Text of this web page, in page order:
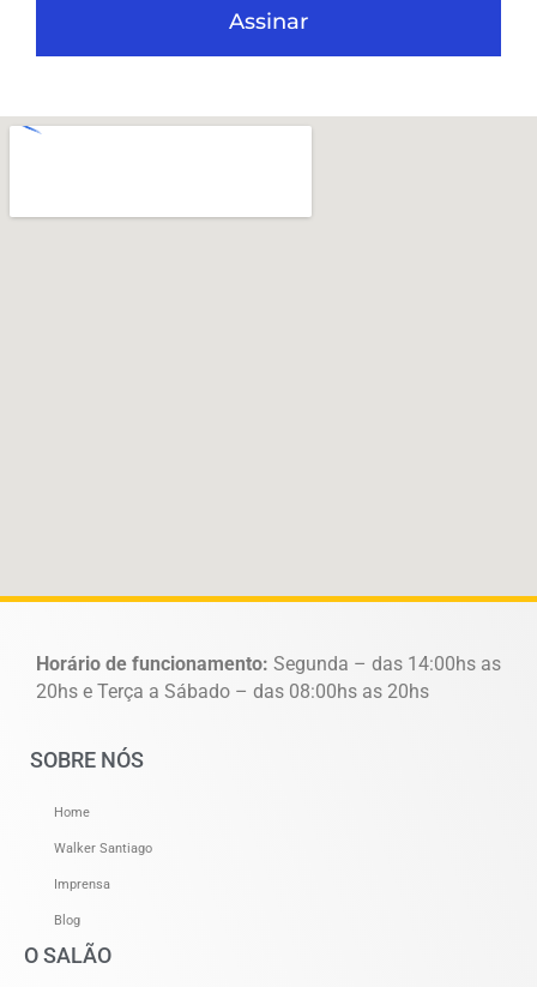
Assinar
Horário de funcionamento: Segunda – das 14:00hs as
20hs e Terça a Sábado – das 08:00hs as 20hs
SOBRE NÓS
Home
Walker Santiago
Imprensa
Blog
O SALÃO